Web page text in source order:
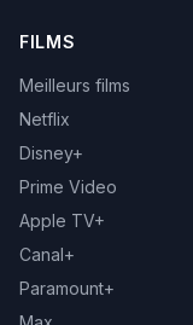
FILMS
Meilleurs films
Netflix
Disney+
Prime Video
Apple TV+
Canal+
Paramount+